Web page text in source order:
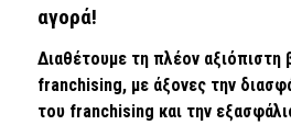
αγορά!
Διαθέτουμε τη πλέον αξιόπιστη
franchising, με άξονες την
του franchising και την